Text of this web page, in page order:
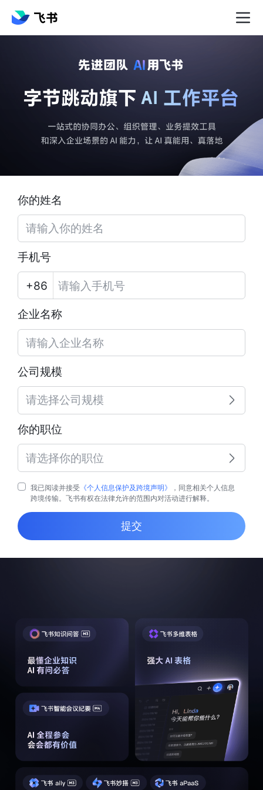
你的姓名
手机号
企业名称
公司规模
请选择公司规模
你的职位
请选择你的职位
我已阅读并接受 《个人信息保护及跨境声明》
，同意相关个人信息
跨境传输。飞书有权在法律允许的范围内对活动进行解释。
提交